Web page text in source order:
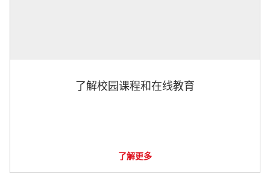
了解校园课程和在线教育
了解更多